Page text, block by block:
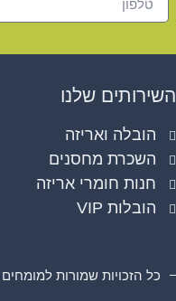
השירותים שלנו
הובלה ואריזה
השכרת מחסנים
חנות חומרי אריזה
הובלות VIP
כל הזכויות שמורות למומחים באחסנה